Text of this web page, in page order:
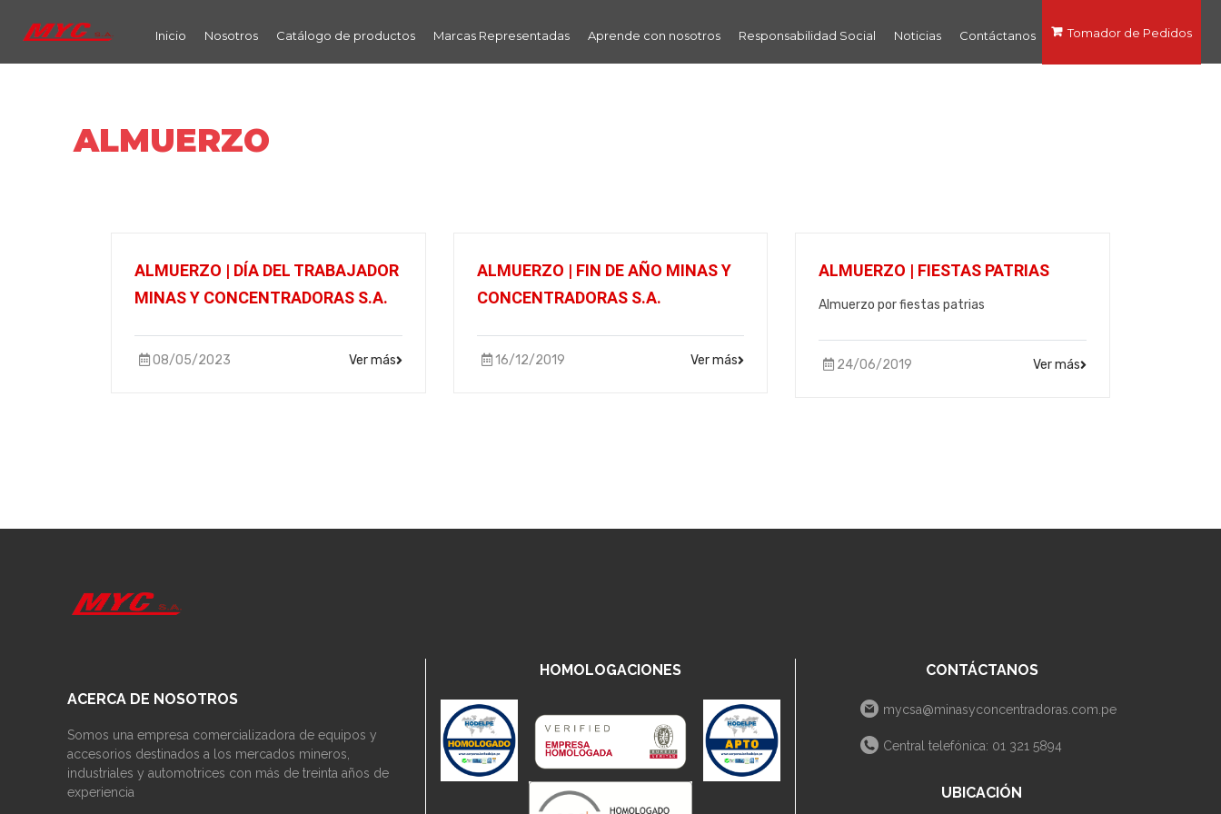
Inicio Nosotros Catálogo de productos Marcas Representadas Aprende con nosotros Responsabilidad Social Noticias Contáctanos Tomador de Pedidos
ALMUERZO
ALMUERZO | DÍA DEL TRABAJADOR
MINAS Y CONCENTRADORAS S.A.
08/05/2023 Ver más
ALMUERZO | FIN DE AÑO MINAS Y
CONCENTRADORAS S.A.
16/12/2019 Ver más
ALMUERZO | FIESTAS PATRIAS
Almuerzo por fiestas patrias
24/06/2019 Ver más
ACERCA DE NOSOTROS
Somos una empresa comercializadora de equipos y
accesorios destinados a los mercados mineros,
industriales y automotrices con más de treinta años de
experiencia
HOMOLOGACIONES CONTÁCTANOS
mycsa@minasyconcentradoras.com.pe
Central telefónica: 01 321 5894
UBICACIÓN